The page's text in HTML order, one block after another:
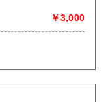
￥3,000